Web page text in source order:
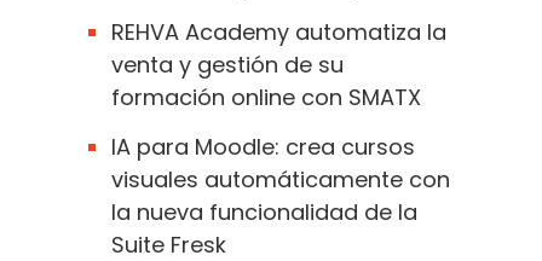
REHVA Academy automatiza la
venta y gestión de su
formación online con SMATX
IA para Moodle: crea cursos
visuales automáticamente con
la nueva funcionalidad de la
Suite Fresk